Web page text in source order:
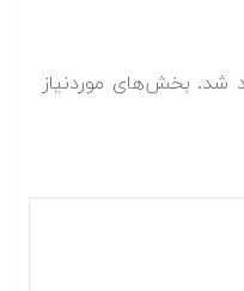
شد. بخش‌های موردنیاز